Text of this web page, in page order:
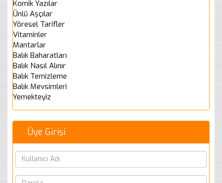
Komik Yazılar
Ünlü Aşçılar
Yöresel Tarifler
Vitaminler
Mantarlar
Balık Baharatları
Balık Nasıl Alınır
Balık Temizleme
Balık Mevsimleri
Yemekteyiz
Üye Girişi